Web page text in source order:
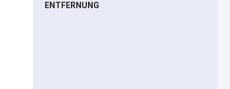
ENTFERNUNG